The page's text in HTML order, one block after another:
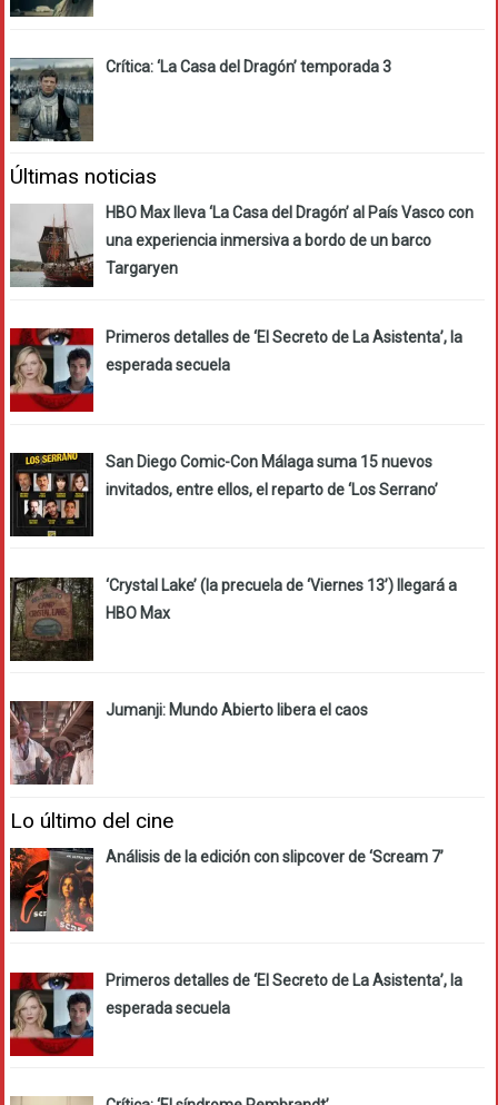
Crítica: ‘La Casa del Dragón’ temporada 3
Últimas noticias
HBO Max lleva ‘La Casa del Dragón’ al País Vasco con
una experiencia inmersiva a bordo de un barco
Targaryen
Primeros detalles de ‘El Secreto de La Asistenta’, la
esperada secuela
San Diego Comic-Con Málaga suma 15 nuevos
invitados, entre ellos, el reparto de ‘Los Serrano’
‘Crystal Lake’ (la precuela de ‘Viernes 13’) llegará a
HBO Max
Jumanji: Mundo Abierto libera el caos
Lo último del cine
Análisis de la edición con slipcover de ‘Scream 7’
Primeros detalles de ‘El Secreto de La Asistenta’, la
esperada secuela